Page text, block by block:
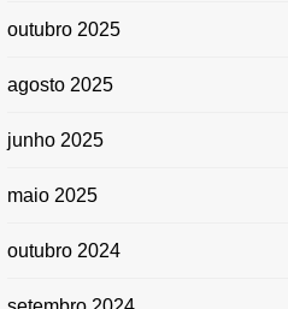
outubro 2025
agosto 2025
junho 2025
maio 2025
outubro 2024